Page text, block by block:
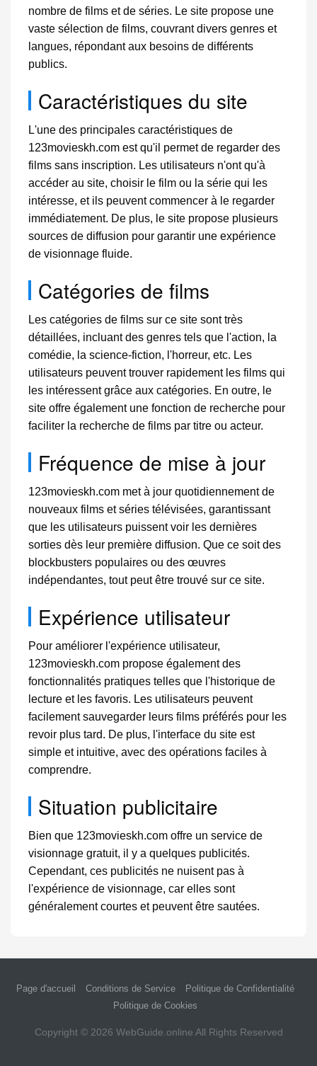
nombre de films et de séries. Le site propose une
vaste sélection de films, couvrant divers genres et
langues, répondant aux besoins de différents
publics.
Caractéristiques du site
L'une des principales caractéristiques de
123movieskh.com est qu'il permet de regarder des
films sans inscription. Les utilisateurs n'ont qu'à
accéder au site, choisir le film ou la série qui les
intéresse, et ils peuvent commencer à le regarder
immédiatement. De plus, le site propose plusieurs
sources de diffusion pour garantir une expérience
de visionnage fluide.
Catégories de films
Les catégories de films sur ce site sont très
détaillées, incluant des genres tels que l'action, la
comédie, la science-fiction, l'horreur, etc. Les
utilisateurs peuvent trouver rapidement les films qui
les intéressent grâce aux catégories. En outre, le
site offre également une fonction de recherche pour
faciliter la recherche de films par titre ou acteur.
Fréquence de mise à jour
123movieskh.com met à jour quotidiennement de
nouveaux films et séries télévisées, garantissant
que les utilisateurs puissent voir les dernières
sorties dès leur première diffusion. Que ce soit des
blockbusters populaires ou des œuvres
indépendantes, tout peut être trouvé sur ce site.
Expérience utilisateur
Pour améliorer l'expérience utilisateur,
123movieskh.com propose également des
fonctionnalités pratiques telles que l'historique de
lecture et les favoris. Les utilisateurs peuvent
facilement sauvegarder leurs films préférés pour les
revoir plus tard. De plus, l'interface du site est
simple et intuitive, avec des opérations faciles à
comprendre.
Situation publicitaire
Bien que 123movieskh.com offre un service de
visionnage gratuit, il y a quelques publicités.
Cependant, ces publicités ne nuisent pas à
l'expérience de visionnage, car elles sont
généralement courtes et peuvent être sautées.
Page d'accueil Conditions de Service
Politique de Confidentialité
Politique de Cookies
Copyright © 2026 WebGuide.online All Rights Reserved